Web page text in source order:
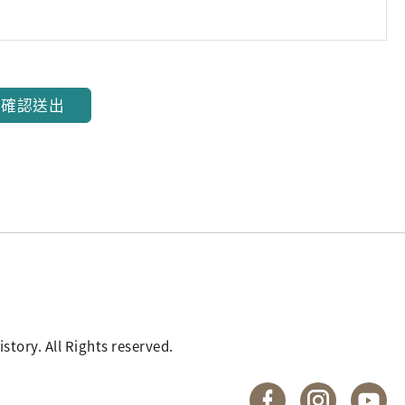
確認送出
All Rights reserved.
國立臺灣歷史博
國立臺灣